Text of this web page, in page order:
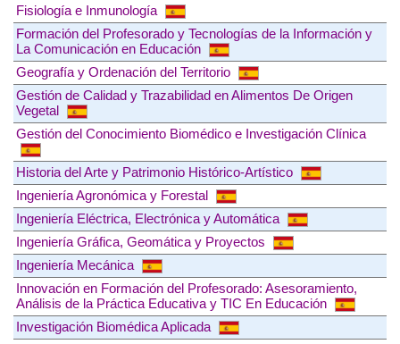
Fisiología e Inmunología
Formación del Profesorado y Tecnologías de la Información y
La Comunicación en Educación
Geografía y Ordenación del Territorio
Gestión de Calidad y Trazabilidad en Alimentos De Origen
Vegetal
Gestión del Conocimiento Biomédico e Investigación Clínica
Historia del Arte y Patrimonio Histórico-Artístico
Ingeniería Agronómica y Forestal
Ingeniería Eléctrica, Electrónica y Automática
Ingeniería Gráfica, Geomática y Proyectos
Ingeniería Mecánica
Innovación en Formación del Profesorado: Asesoramiento,
Análisis de la Práctica Educativa y TIC En Educación
Investigación Biomédica Aplicada